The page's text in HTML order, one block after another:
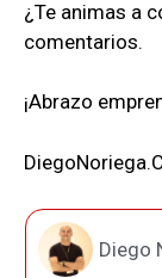
¿Te animas a
comentarios.
¡Abrazo
Diego